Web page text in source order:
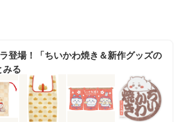
登場！「ちいかわ焼き＆新作グッズの
みる